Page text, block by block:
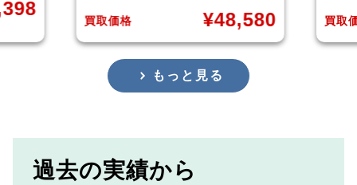
買取価格 ¥144,000 買
もっと見る
過去の実績から